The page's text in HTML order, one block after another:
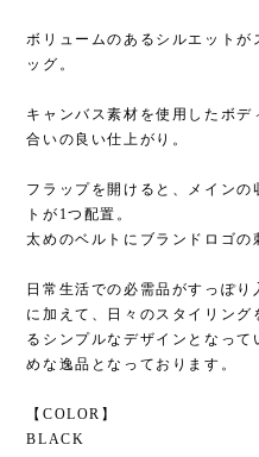
ボリュームのあるシルエット
ッグ。
キャンバス素材を使用したボ
合いの良い仕上がり。
フラップを開けると、メインの
トが1つ配置。
太めのベルトにブランドロゴの
日常生活での必需品がすっぽ
に加えて、日々のスタイリン
るシンプルなデザインとなっ
めな逸品となっております。
【COLOR】
BLACK